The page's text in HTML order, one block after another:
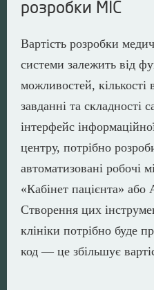
розробки МІС
Вартість розробки
системи залежить від
можливостей, кількості
завданні та
інтерфейс
центру, потрібно
автоматизовані робочі
«Кабінет пацієнта»
Створення цих
клініки потрібно буде
код — це збільшує